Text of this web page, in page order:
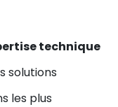
technique
solutions
les plus